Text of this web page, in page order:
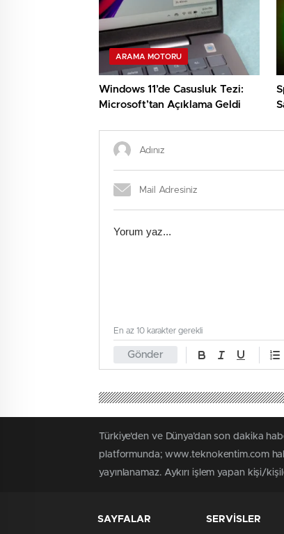
ARAMA MOTORU
Windows 11’de Casusluk Tezi:
Microsoft’tan Açıklama Geldi
Gönder
En az 10 karakter gerekli
Türkiye'den ve Dünya’dan son dakika
platformunda; www.teknokentim.com
yayınlanamaz. Aykırı işlem yapan kişi/
SAYFALAR SERVİSLER